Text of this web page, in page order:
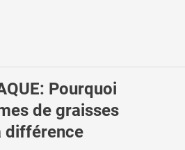
Pourquoi
de graisses
différence